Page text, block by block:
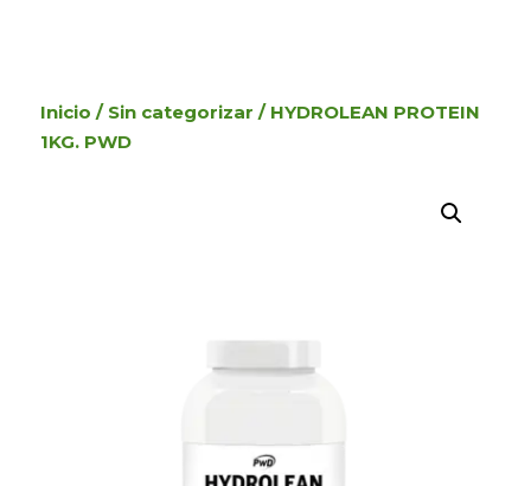
Inicio / Sin categorizar / HYDROLEAN PROTEIN
1KG. PWD